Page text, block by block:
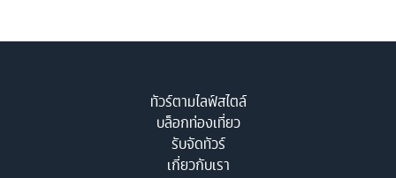
ทัวร์ตามไลฟ์สไตล์
บล็อกท่องเที่ยว
รับจัดทัวร์
เกี่ยวกับเรา